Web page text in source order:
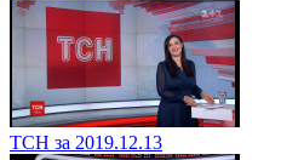
ТСН за 2019.12.13